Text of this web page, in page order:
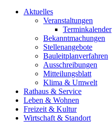
Aktuelles
Veranstaltungen
Terminkalender
Bekanntmachungen
Stellenangebote
Bauleitplanverfahren
Ausschreibungen
Mitteilungsblatt
Klima & Umwelt
Rathaus & Service
Leben & Wohnen
Freizeit & Kultur
Wirtschaft & Standort